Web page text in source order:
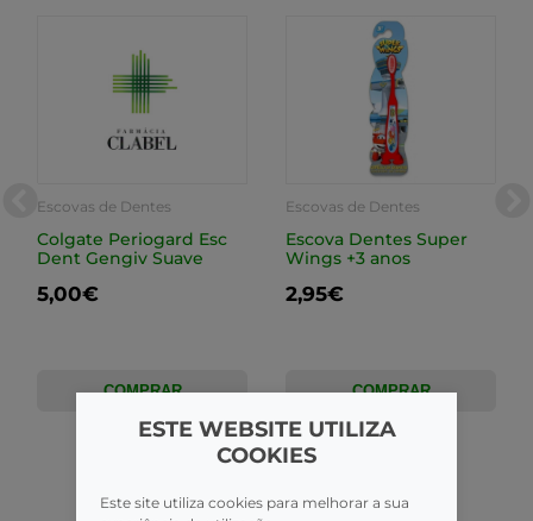
Escovas de Dentes
Colgate Periogard Esc
Dent Gengiv Suave
5,00€
COMPRAR
Escovas de Dentes
Escova Dentes Super
Wings +3 anos
2,95€
COMPRAR
ESTE WEBSITE UTILIZA
COOKIES
Este site utiliza cookies para melhorar a sua